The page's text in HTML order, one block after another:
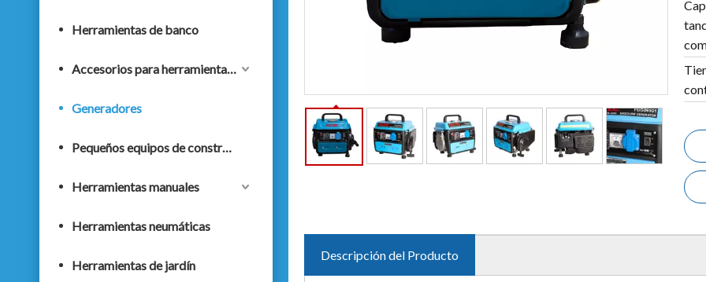
Herramientas de banco
Accesorios para herramientas eléctricas
Generadores
Pequeños equipos de construcción
Herramientas manuales
Herramientas neumáticas
Herramientas de jardín
Descripción del Producto